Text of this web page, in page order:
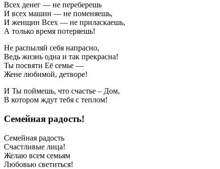
Всех денег — не переберешь
И всех машин — не поменяешь,
И женщин Всех — не приласкаешь,
А только время потеряешь!
Не распыляй себя напрасно,
Ведь жизнь одна и так прекрасна!
Ты посвяти Её семье —
Жене любимой, детворе!
И Ты поймешь, что счастье – Дом,
В котором ждут тебя с теплом!
Семейная радость!
Семейная радость
Счастливые лица!
Желаю всем семьям
Любовью светиться!